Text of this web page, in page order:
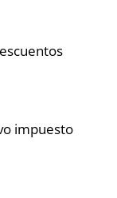
impuesto